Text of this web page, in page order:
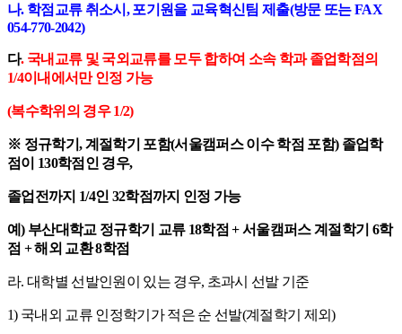
나. 학점교류 취소시 ,포기원을 교육혁신팀 제출(방문 또는FAX
054-770-2042)
다. 국내교류 및 국외교류를 모두 합하여 소속 학과 졸업학점의
1/4이내에서만 인정 가능
(복수학위의 경우1/2)
※ 정규학기,계절학기 포함(서울캠퍼스 이수 학점 포함) 졸업학
점이 130학점인 경우,
졸업전까지 1/4인 32학점까지 인정 가능
예) 부산대학교 정규학기 교류 18학점+서울캠퍼스 계절학기 6학
점 +해외 교환8학점
라.대학별 선발인원이 있는 경우, 초과시 선발 기준
1) 국내외 교류 인정학기가 적은 순 선발(계절학기 제외)